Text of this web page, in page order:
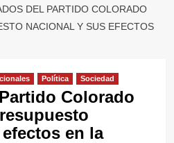
DEL PARTIDO COLORADO
NACIONAL Y SUS EFECTOS
Política Sociedad
Colorado
en la